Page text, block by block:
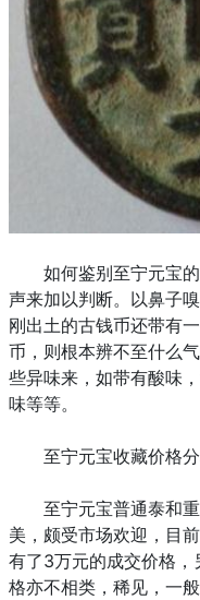
如何鉴别至宁元宝的
声来加以判断。以鼻子
刚出土的古钱币还带有
币，则根本辨不至什么
些异味来，如带有酸味
味等等。
至宁元宝收藏价格
至宁元宝普通泰和重
美，颇受市场欢迎，目
有了3万元的成交价格
格亦不相类，稀见，一